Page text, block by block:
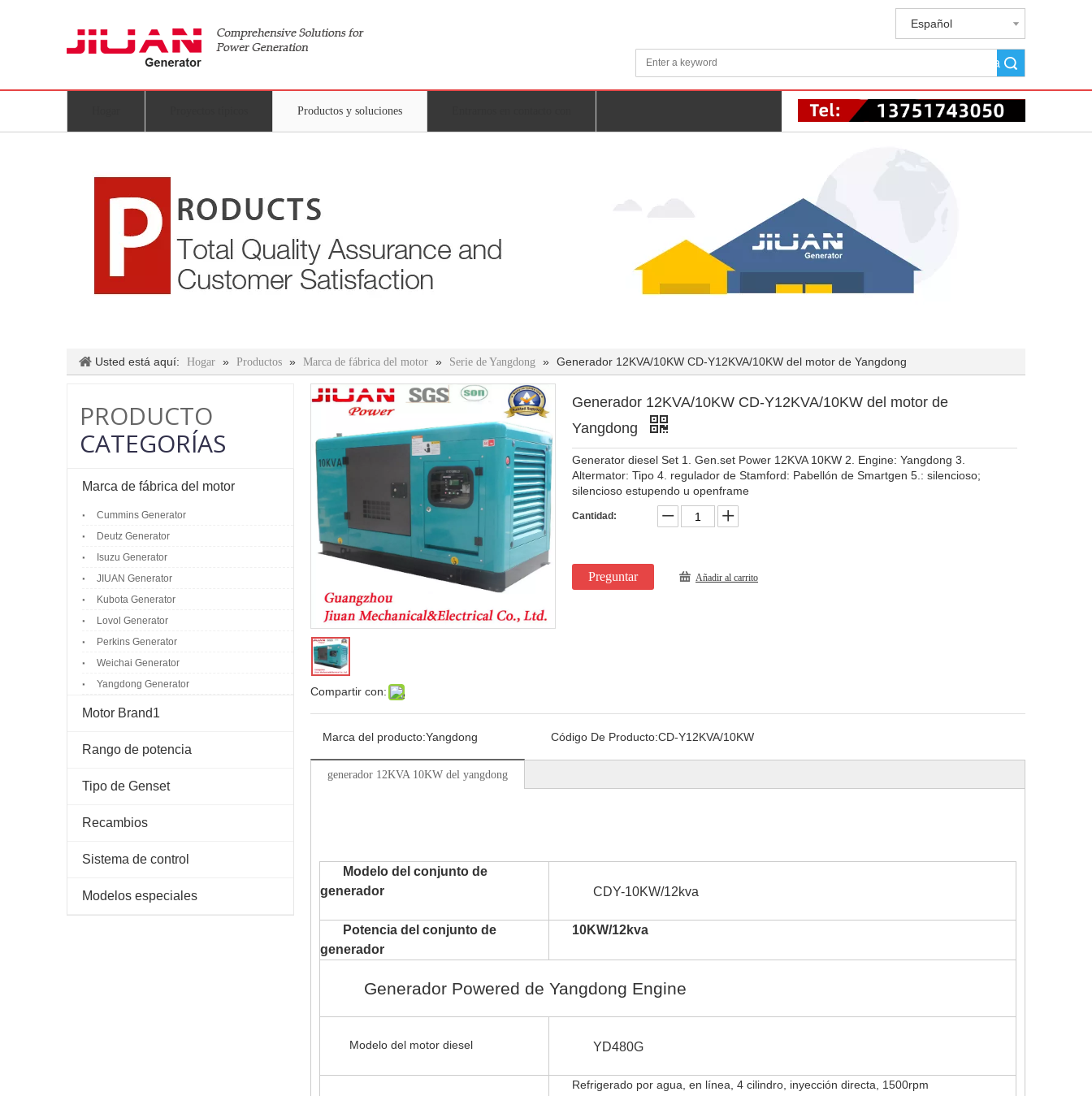
Español
Búsqueda
Productos y soluciones
Usted está aquí: Hogar » Productos » Marca de fábrica del motor » Serie de Yangdong » Generador 12KVA/10KW CD-Y12KVA/10KW del motor de Yangdong
PRODUCTO
CATEGORÍAS
Marca de fábrica del motor
Cummins Generator
Deutz Generator
Isuzu Generator
JIUAN Generator
Kubota Generator
Lovol Generator
Perkins Generator
Weichai Generator
Yangdong Generator
Motor Brand1
Rango de potencia
Tipo de Genset
Recambios
Sistema de control
Modelos especiales
Compartir con:
Generador 12KVA/10KW CD-Y12KVA/10KW del motor de
Yangdong
Generator diesel Set 1. Gen.set Power 12KVA 10KW 2. Engine: Yangdong 3.
Altermator: Tipo 4. regulador de Stamford: Pabellón de Smartgen 5.: silencioso;
silencioso estupendo u openframe
Cantidad:
Preguntar Añadir al carrito
Marca del producto:Yangdong Código De Producto:CD-Y12KVA/10KW
generador 12KVA 10KW del yangdong
Modelo del conjunto de
generador
CDY-10KW/12kva
Potencia del conjunto de
generador
10KW/12kva
Generador Powered de Yangdong Engine
Modelo del motor diesel YD480G
Refrigerado por agua, en línea, 4 cilindro, inyección directa, 1500rpm